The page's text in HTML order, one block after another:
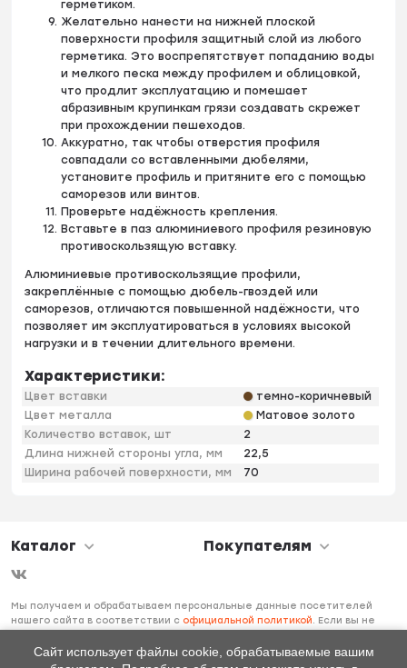
герметиком.
Желательно нанести на нижней плоской
поверхности профиля защитный слой из любого
герметика. Это воспрепятствует попаданию воды
и мелкого песка между профилем и облицовкой,
что продлит эксплуатацию и помешает
абразивным крупинкам грязи создавать скрежет
при прохождении пешеходов.
Аккуратно, так чтобы отверстия профиля
совпадали со вставленными дюбелями,
установите профиль и притяните его с помощью
саморезов или винтов.
Проверьте надёжность крепления.
Вставьте в паз алюминиевого профиля резиновую
противоскользящую вставку.
Алюминиевые противоскользящие профили,
закреплённые с помощью дюбель-гвоздей или
саморезов, отличаются повышенной надёжности, что
позволяет им эксплуатироваться в условиях высокой
нагрузки и в течении длительного времени.
Характеристики:
Цвет вставки
темно-коричневый
Цвет металла
Матовое золото
Количество вставок, шт
2
Длина нижней стороны угла, мм
22,5
Ширина рабочей поверхности, мм
70
Каталог Покупателям
Мы получаем и обрабатываем персональные данные посетителей
нашего сайта в соответствии с официальной политикой
. Если вы не
необходимо покинуть наш сайт.
Сайт использует файлы cookie, обрабатываемые вашим